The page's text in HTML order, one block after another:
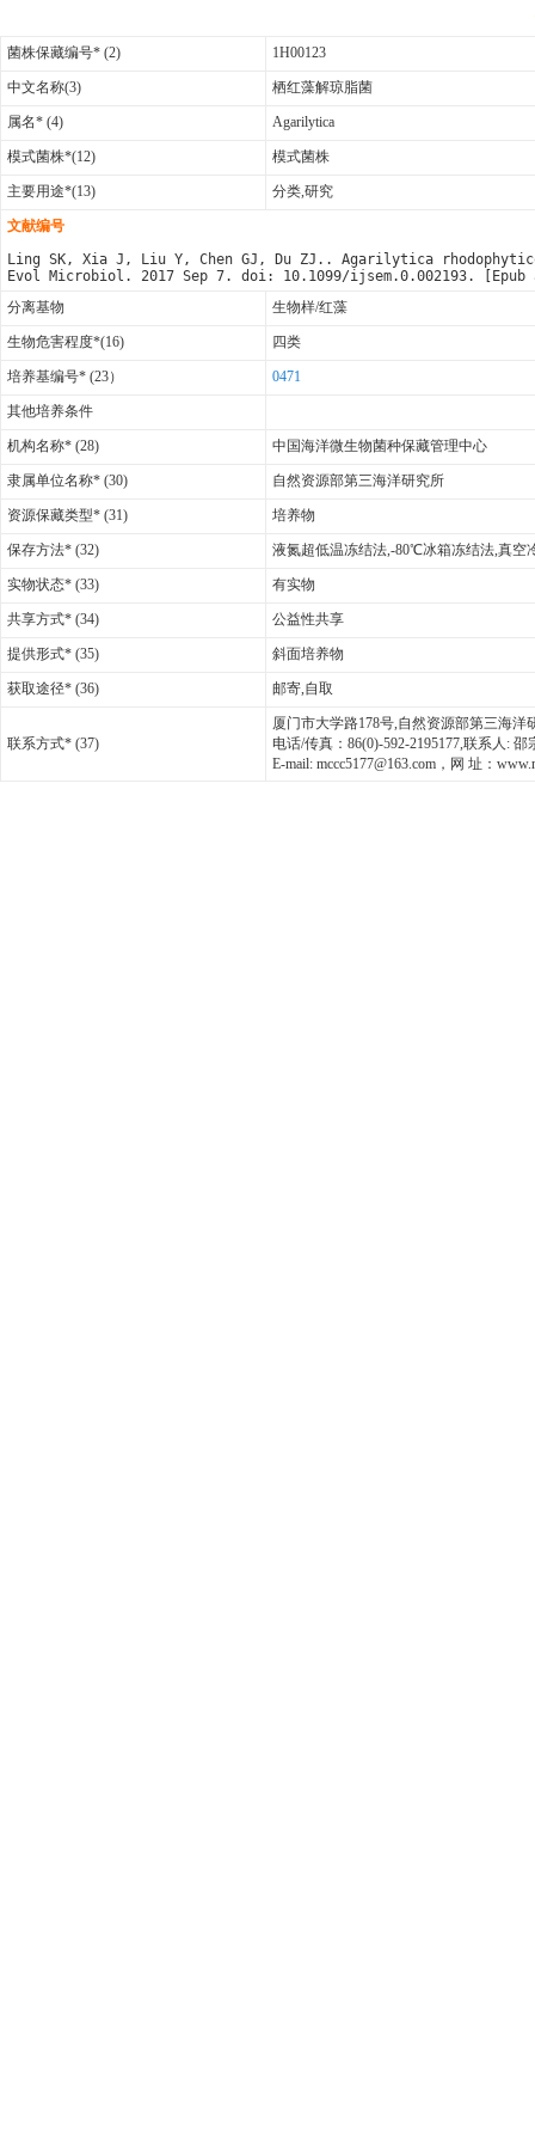
菌株保藏编号* (2) 1H00123
中文名称(3) 栖红藻解琼脂菌
属名* (4) Agarilytica
模式菌株*(12) 模式菌株
主要用途*(13) 分类,研究
文献编号
Ling SK, Xia J, Liu Y, Chen GJ, Du ZJ.. Agarilytica
Evol Microbiol. 2017 Sep 7. doi: 10.1099/ijsem.0.002193.
分离基物
生物样/红藻
生物危害程度*(16) 四类
培养基编号* (23） 0471
其他培养条件
机构名称* (28) 中国海洋微生物菌种保藏管理中心
隶属单位名称* (30) 自然资源部第三海洋研究所
资源保藏类型* (31) 培养物
保存方法* (32) 液氮超低温冻结法,-80℃冰箱冻结法,真空
实物状态* (33) 有实物
共享方式* (34) 公益性共享
提供形式* (35) 斜面培养物
获取途径* (36) 邮寄,自取
联系方式* (37)
厦门市大学路178号,自然资源部第三海洋
电话/传真：86(0)-592-2195177,联系人:
E-mail: mccc5177@163.com，网 址：